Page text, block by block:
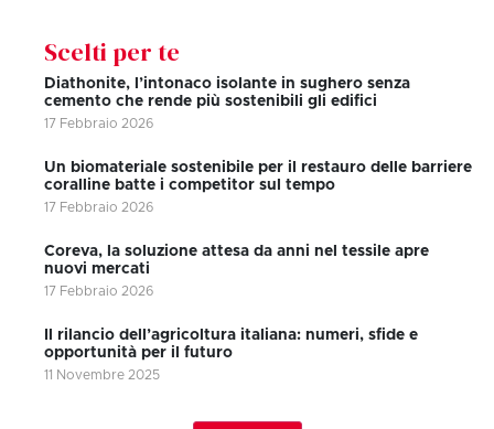
Scelti per te
Diathonite, l’intonaco isolante in sughero senza
cemento che rende più sostenibili gli edifici
17 Febbraio 2026
Un biomateriale sostenibile per il restauro delle barriere
coralline batte i competitor sul tempo
17 Febbraio 2026
Coreva, la soluzione attesa da anni nel tessile apre
nuovi mercati
17 Febbraio 2026
Il rilancio dell’agricoltura italiana: numeri, sfide e
opportunità per il futuro
11 Novembre 2025